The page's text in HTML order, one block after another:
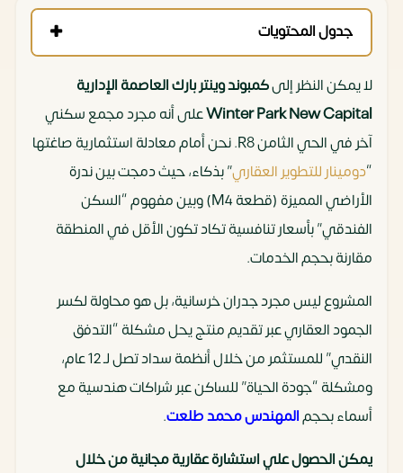
جدول المحتويات
لا يمكن النظر إلىكمبوند وينتر بارك العاصمة الإدارية
Winter Park New Capitalعلى أنه مجرد مجمع سكني
آخر في الحي الثامن R8. نحن أمام معادلة استثمارية صاغتها
“دومينار للتطوير العقاري” بذكاء، حيث دمجت بين ندرة
الأراضي المميزة (قطعة M4) وبين مفهوم “السكن
الفندقي” بأسعار تنافسية تكاد تكون الأقل في المنطقة
مقارنة بحجم الخدمات.
المشروع ليس مجرد جدران خرسانية، بل هو محاولة لكسر
الجمود العقاري عبر تقديم منتج يحل مشكلة “التدفق
النقدي” للمستثمر من خلال أنظمة سداد تصل لـ 12 عام،
ومشكلة “جودة الحياة” للساكن عبر شراكات هندسية مع
أسماء بحجمالمهندس محمد طلعت.
يمكن الحصول علي استشارة عقارية مجانية من خلال